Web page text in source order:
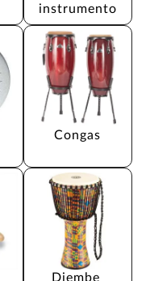
instrumento
Congas
Djembe